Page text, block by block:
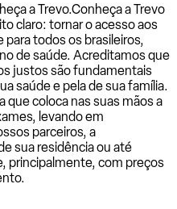
a Trevo.Conheça a Trevo
claro: tornar o acesso aos
para todos os brasileiros,
de saúde. Acreditamos que
justos são fundamentais
saúde e pela de sua família.
coloca nas suas mãos a
levando em
parceiros, a
sua residência ou até
principalmente, com preços